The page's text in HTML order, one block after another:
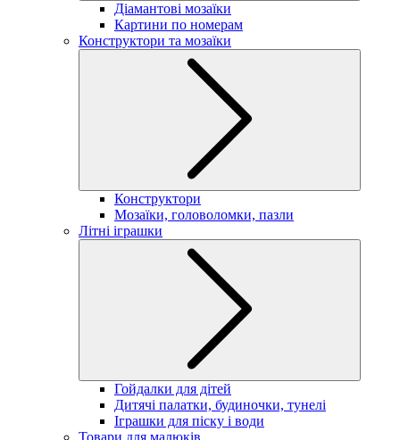
Діамантові мозаїки
Картини по номерам
Конструктори та мозаїки
Конструктори
Мозаїки, головоломки, пазли
Літні іграшки
Гойдалки для дітей
Дитячі палатки, будиночки, тунелі
Іграшки для піску і води
Товари для малюків